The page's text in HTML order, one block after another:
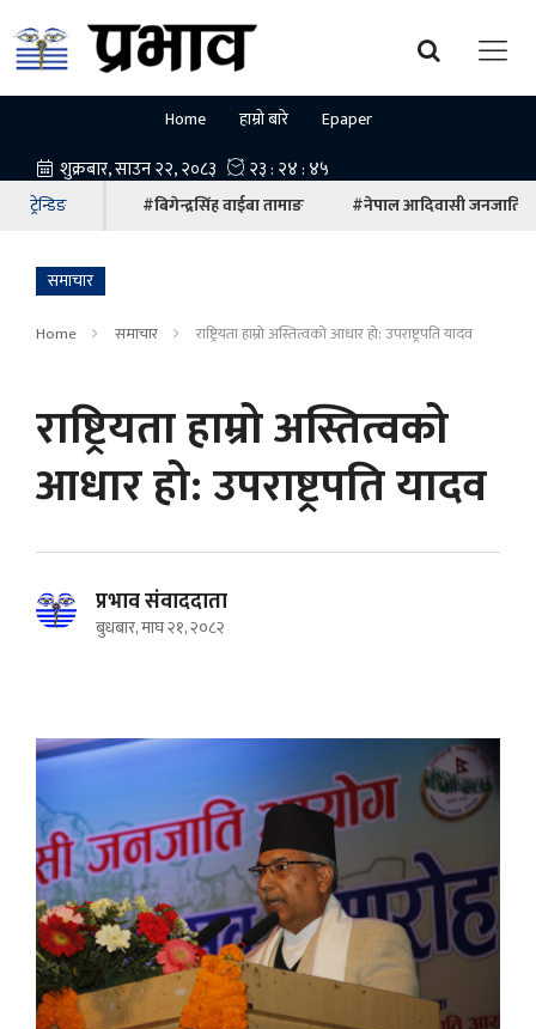
Home हाम्रो बारे Epaper
ट्रेन्डिङ #बिगेन्द्रसिंह वाईबा तामाङ #नेपाल आदिवासी जनजाति
समाचार
Home समाचार राष्ट्रियता हाम्रो अस्तित्वको आधार हो: उपराष्ट्रपति यादव
राष्ट्रियता हाम्रो अस्तित्वको
आधार हो: उपराष्ट्रपति यादव
प्रभाव संवाददाता
बुधबार, माघ २१, २०८२